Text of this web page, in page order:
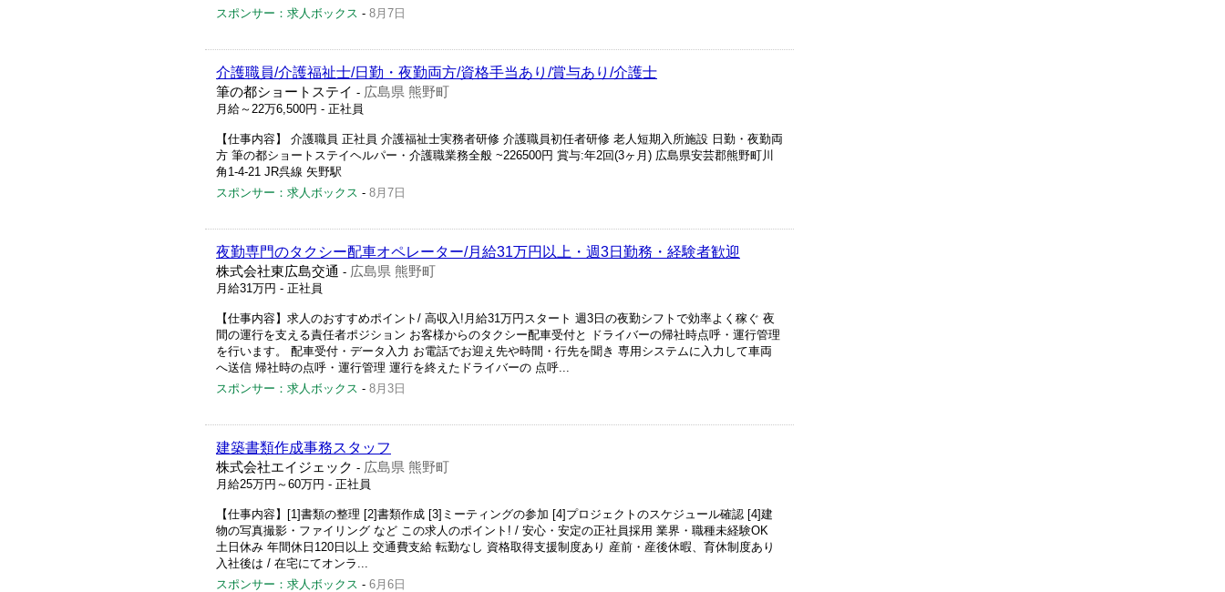
スポンサー：求人ボックス - 8月7日
介護職員/介護福祉士/日勤・夜勤両方/資格手当あり/賞与あり/介護士
筆の都ショートステイ - 広島県 熊野町
月給～22万6,500円 - 正社員
【仕事内容】 介護職員 正社員 介護福祉士実務者研修 介護職員初任者研修 老人短期入所施設 日勤・夜勤両
方 筆の都ショートステイヘルパー・介護職業務全般 ~226500円 賞与:年2回(3ヶ月) 広島県安芸郡熊野町川
角1-4-21 JR呉線 矢野駅
スポンサー：求人ボックス - 8月7日
夜勤専門のタクシー配車オペレーター/月給31万円以上・週3日勤務・経験者歓迎
株式会社東広島交通 - 広島県 熊野町
月給31万円 - 正社員
【仕事内容】求人のおすすめポイント/ 高収入!月給31万円スタート 週3日の夜勤シフトで効率よく稼ぐ 夜
間の運行を支える責任者ポジション お客様からのタクシー配車受付と ドライバーの帰社時点呼・運行管理
を行います。 配車受付・データ入力 お電話でお迎え先や時間・行先を聞き 専用システムに入力して車両
へ送信 帰社時の点呼・運行管理 運行を終えたドライバーの 点呼...
スポンサー：求人ボックス - 8月3日
建築書類作成事務スタッフ
株式会社エイジェック - 広島県 熊野町
月給25万円～60万円 - 正社員
【仕事内容】[1]書類の整理 [2]書類作成 [3]ミーティングの参加 [4]プロジェクトのスケジュール確認 [4]建
物の写真撮影・ファイリング など この求人のポイント! / 安心・安定の正社員採用 業界・職種未経験OK
土日休み 年間休日120日以上 交通費支給 転勤なし 資格取得支援制度あり 産前・産後休暇、育休制度あり
入社後は / 在宅にてオンラ...
スポンサー：求人ボックス - 6月6日